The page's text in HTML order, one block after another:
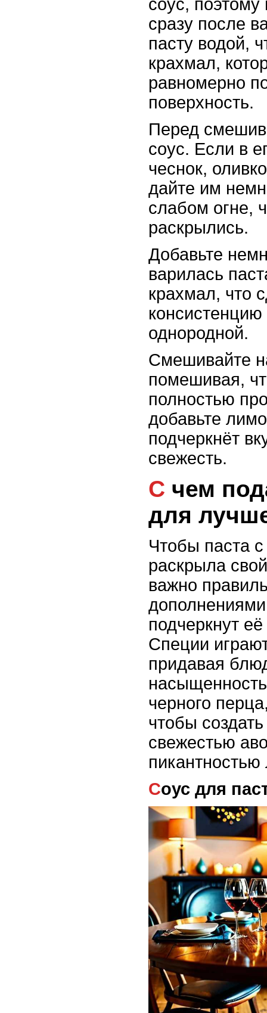
соус,
сразу после
пасту водой,
крахмал,
равномерно
поверхность.
Перед
соус. Если в
чеснок,
дайте им
слабом огне,
раскрылись.
Добавьте
варилась
крахмал, что
однородной.
Смешивайте
помешивая,
полностью
добавьте
подчеркнёт
свежесть.
С чем подать блюдо
для
Чтобы паста
раскрыла
важно
подчеркнут
Специи
придавая
черного
чтобы
свежестью
Соус для